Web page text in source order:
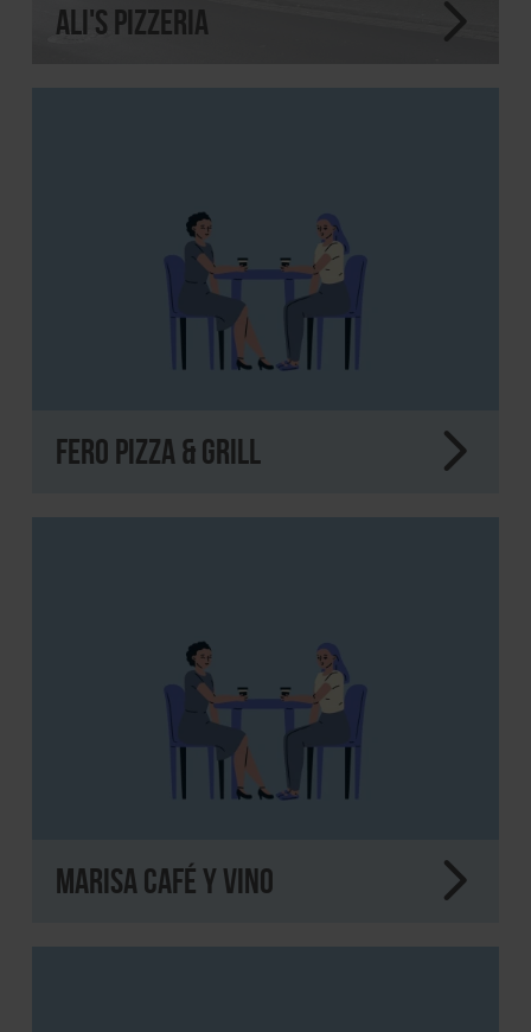
Ali's Pizzeria
FERO Pizza & Grill
MARISA Café y Vino